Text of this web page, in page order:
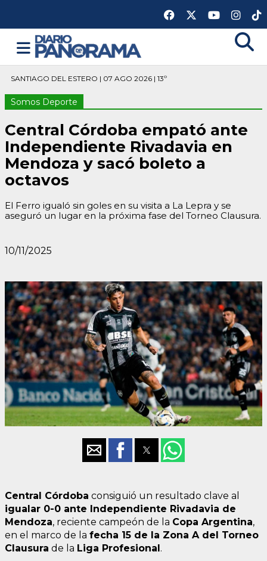
SANTIAGO DEL ESTERO | 07 AGO 2026 | 13º
Somos Deporte
Central Córdoba empató ante
Independiente Rivadavia en
Mendoza y sacó boleto a
octavos
El Ferro igualó sin goles en su visita a La Lepra y se
aseguró un lugar en la próxima fase del Torneo Clausura.
10/11/2025
Central Córdoba consiguió un resultado clave al
igualar 0-0 ante Independiente Rivadavia de
Mendoza, reciente campeón de la Copa Argentina,
en el marco de la fecha 15 de la Zona A del Torneo
Clausura de la Liga Profesional.